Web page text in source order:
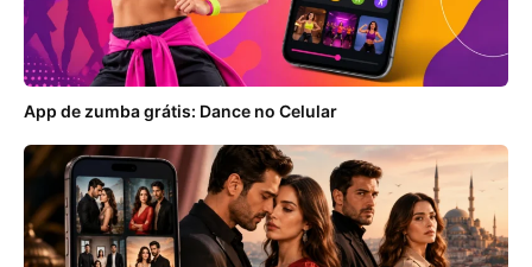
App de zumba grátis: Dance no Celular